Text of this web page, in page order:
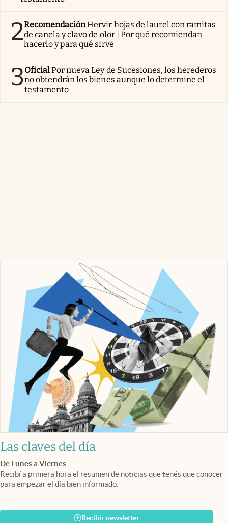
2RecomendaciónHervir hojas de laurel con ramitas
de canela y clavo de olor | Por qué recomiendan
hacerlo y para qué sirve
3OficialPor nueva Ley de Sucesiones, los herederos
no obtendrán los bienes aunque lo determine el
testamento
Las claves del día
De Lunes a Viernes
Recibí a primera hora el resumen de noticias que tenés que conocer
para empezar el día bien informado.
Recibir newsletter